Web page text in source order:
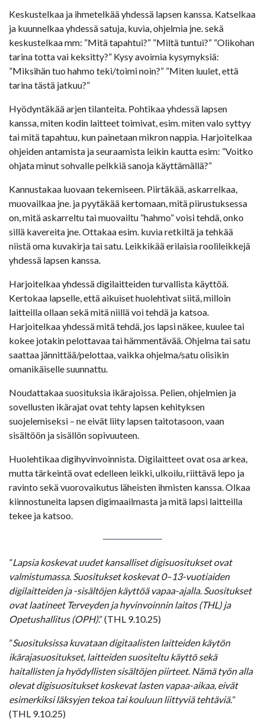
Keskustelkaa ja ihmetelkää yhdessä lapsen kanssa. Katselkaa
ja kuunnelkaa yhdessä satuja, kuvia, ohjelmia jne. sekä
keskustelkaa mm: ”Mitä tapahtui?” ”Miltä tuntui?” ”Olikohan
tarina totta vai keksitty?” Kysy avoimia kysymyksiä:
”Miksihän tuo hahmo teki/toimi noin?” ”Miten luulet, että
tarina tästä jatkuu?”
Hyödyntäkää arjen tilanteita. Pohtikaa yhdessä lapsen
kanssa, miten kodin laitteet toimivat, esim. miten valo syttyy
tai mitä tapahtuu, kun painetaan mikron nappia. Harjoitelkaa
ohjeiden antamista ja seuraamista leikin kautta esim: ”Voitko
ohjata minut sohvalle pelkkiä sanoja käyttämällä?”
Kannustakaa luovaan tekemiseen. Piirtäkää, askarrelkaa,
muovailkaa jne. ja pyytäkää kertomaan, mitä piirustuksessa
on, mitä askarreltu tai muovailtu ”hahmo” voisi tehdä, onko
sillä kavereita jne. Ottakaa esim. kuvia retkiltä ja tehkää
niistä oma kuvakirja tai satu. Leikkikää erilaisia roolileikkejä
yhdessä lapsen kanssa.
Harjoitelkaa yhdessä digilaitteiden turvallista käyttöä.
Kertokaa lapselle, että aikuiset huolehtivat siitä, milloin
laitteilla ollaan sekä mitä niillä voi tehdä ja katsoa.
Harjoitelkaa yhdessä mitä tehdä, jos lapsi näkee, kuulee tai
kokee jotakin pelottavaa tai hämmentävää. Ohjelma tai satu
saattaa jännittää/pelottaa, vaikka ohjelma/satu olisikin
omanikäiselle suunnattu.
Noudattakaa suosituksia ikärajoissa. Pelien, ohjelmien ja
sovellusten ikärajat ovat tehty lapsen kehityksen
suojelemiseksi – ne eivät liity lapsen taitotasoon, vaan
sisältöön ja sisällön sopivuuteen.
Huolehtikaa digihyvinvoinnista. Digilaitteet ovat osa arkea,
mutta tärkeintä ovat edelleen leikki, ulkoilu, riittävä lepo ja
ravinto sekä vuorovaikutus läheisten ihmisten kanssa. Olkaa
kiinnostuneita lapsen digimaailmasta ja mitä lapsi laitteilla
tekee ja katsoo.
”Lapsia koskevat uudet kansalliset digisuositukset ovat
valmistumassa. Suositukset koskevat 0–13-vuotiaiden
digilaitteiden ja -sisältöjen käyttöä vapaa-ajalla. Suositukset
ovat laatineet Terveyden ja hyvinvoinnin laitos (THL) ja
Opetushallitus (OPH).” (THL 9.10.25)
”Suosituksissa kuvataan digitaalisten laitteiden käytön
ikärajasuositukset, laitteiden suositeltu käyttö sekä
haitallisten ja hyödyllisten sisältöjen piirteet. Nämä työn alla
olevat digisuositukset koskevat lasten vapaa-aikaa, eivät
esimerkiksi läksyjen tekoa tai kouluun liittyviä tehtäviä.”
(THL 9.10.25)